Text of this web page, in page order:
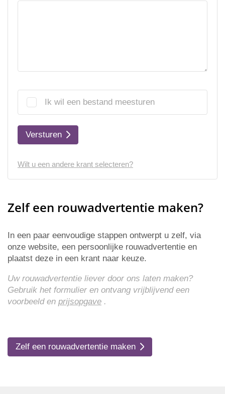
Ik wil een bestand meesturen
Versturen
Wilt u een andere krant selecteren?
Zelf een rouwadvertentie maken?
In een paar eenvoudige stappen ontwerpt u zelf, via
onze website, een persoonlijke rouwadvertentie en
plaatst deze in een krant naar keuze.
Uw rouwadvertentie liever door ons laten maken?
Gebruik het formulier en ontvang vrijblijvend een
voorbeeld en prijsopgave .
Zelf een rouwadvertentie maken